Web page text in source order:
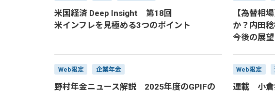
米国経済 Deep Insight 第18回
米インフレを見極める3つのポイント
【為替相
か？内田
今後の展望
Web限定 企業年金
野村年金ニュース解説 2025年度のGPIFの
Web限定
連載 小倉